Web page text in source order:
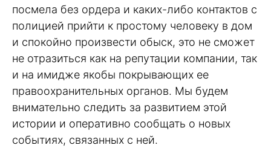
посмела без ордера и каких-либо контактов с
полицией прийти к простому человеку в дом
и спокойно произвести обыск, это не сможет
не отразиться как на репутации компании, так
и на имидже якобы покрывающих ее
правоохранительных органов. Мы будем
внимательно следить за развитием этой
истории и оперативно сообщать о новых
событиях, связанных с ней.